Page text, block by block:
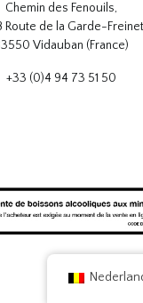
Chemin des Fenouils,
Route de la Garde-Freinet
Vidauban (France)
+33 (0)4 94 73 51 50